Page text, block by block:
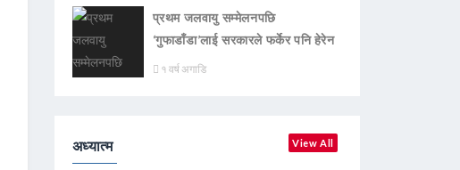
प्रथम जलवायु सम्मेलनपछि
‘गुफाडाँडा’लाई सरकारले फर्केर पनि हेरेन
१ वर्ष अगाडि
अध्यात्म View All